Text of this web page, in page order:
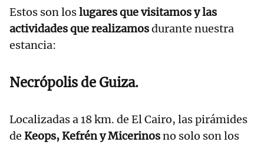
Estos son loslugares que visitamos y las
actividades que realizamosdurante nuestra
estancia:
Necrópolis de Guiza.
Localizadas a 18 km. de El Cairo, las pirámides
de Keops, Kefrén y Micerinosno solo son los